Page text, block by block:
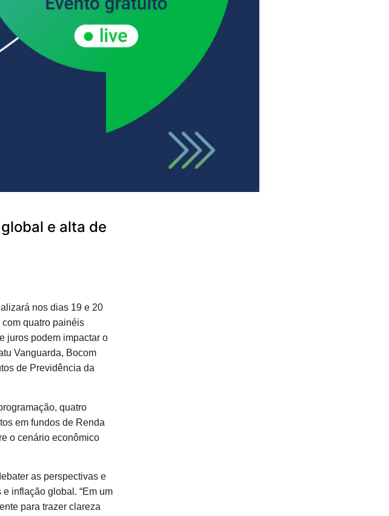
e alta de
nos dias 19 e 20
quatro painéis
juros podem impactar o
Vanguarda, Bocom
de Previdência da
quatro
em fundos de Renda
o cenário econômico
as perspectivas e
inflação global. “Em um
para trazer clareza